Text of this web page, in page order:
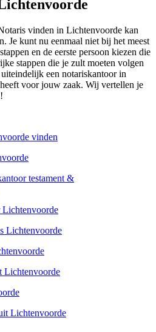
vinden in Lichtenvoorde kan
Je kunt nu eenmaal niet bij het meest
en de eerste persoon kiezen die
stappen die je zult moeten volgen
een notariskantoor in
voor jouw zaak. Wij vertellen je
vinden
testament &
Lichtenvoorde
Lichtenvoorde
Lichtenvoorde
Lichtenvoorde